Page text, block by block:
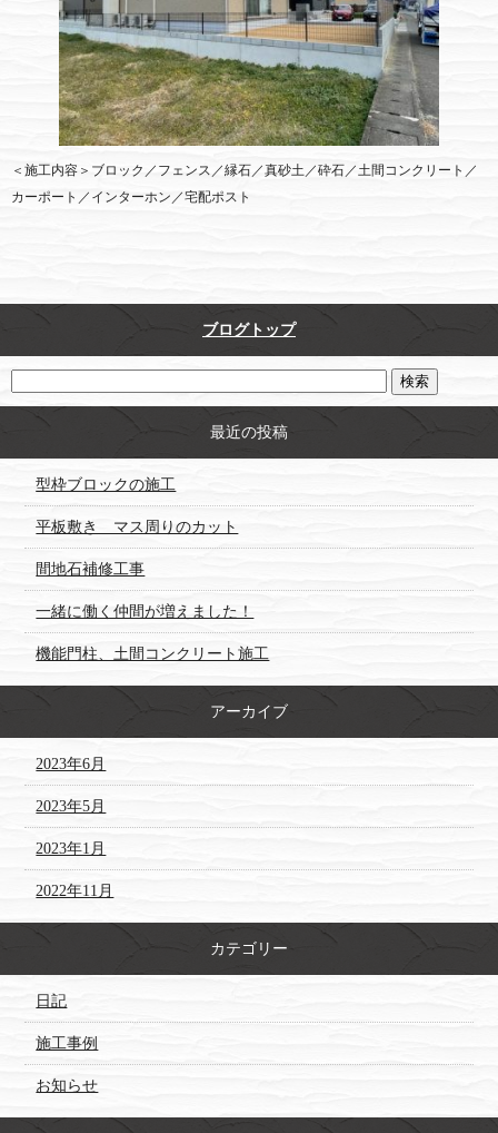
＜施工内容＞ブロック／フェンス／縁石／真砂土／砕石／土間コンクリート／
カーポート／インターホン／宅配ポスト
ブログトップ
最近の投稿
型枠ブロックの施工
平板敷き マス周りのカット
間地石補修工事
一緒に働く仲間が増えました！
機能門柱、土間コンクリート施工
アーカイブ
2023年6月
2023年5月
2023年1月
2022年11月
カテゴリー
日記
施工事例
お知らせ